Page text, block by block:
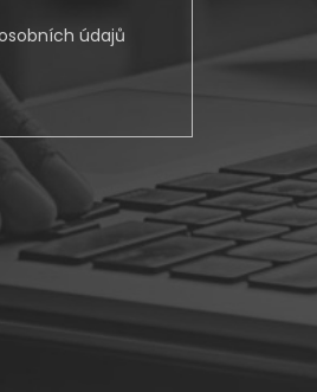
údajů